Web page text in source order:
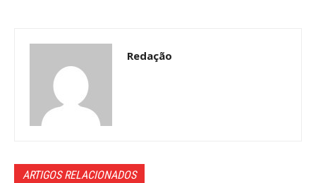
Redação
ARTIGOS RELACIONADOS